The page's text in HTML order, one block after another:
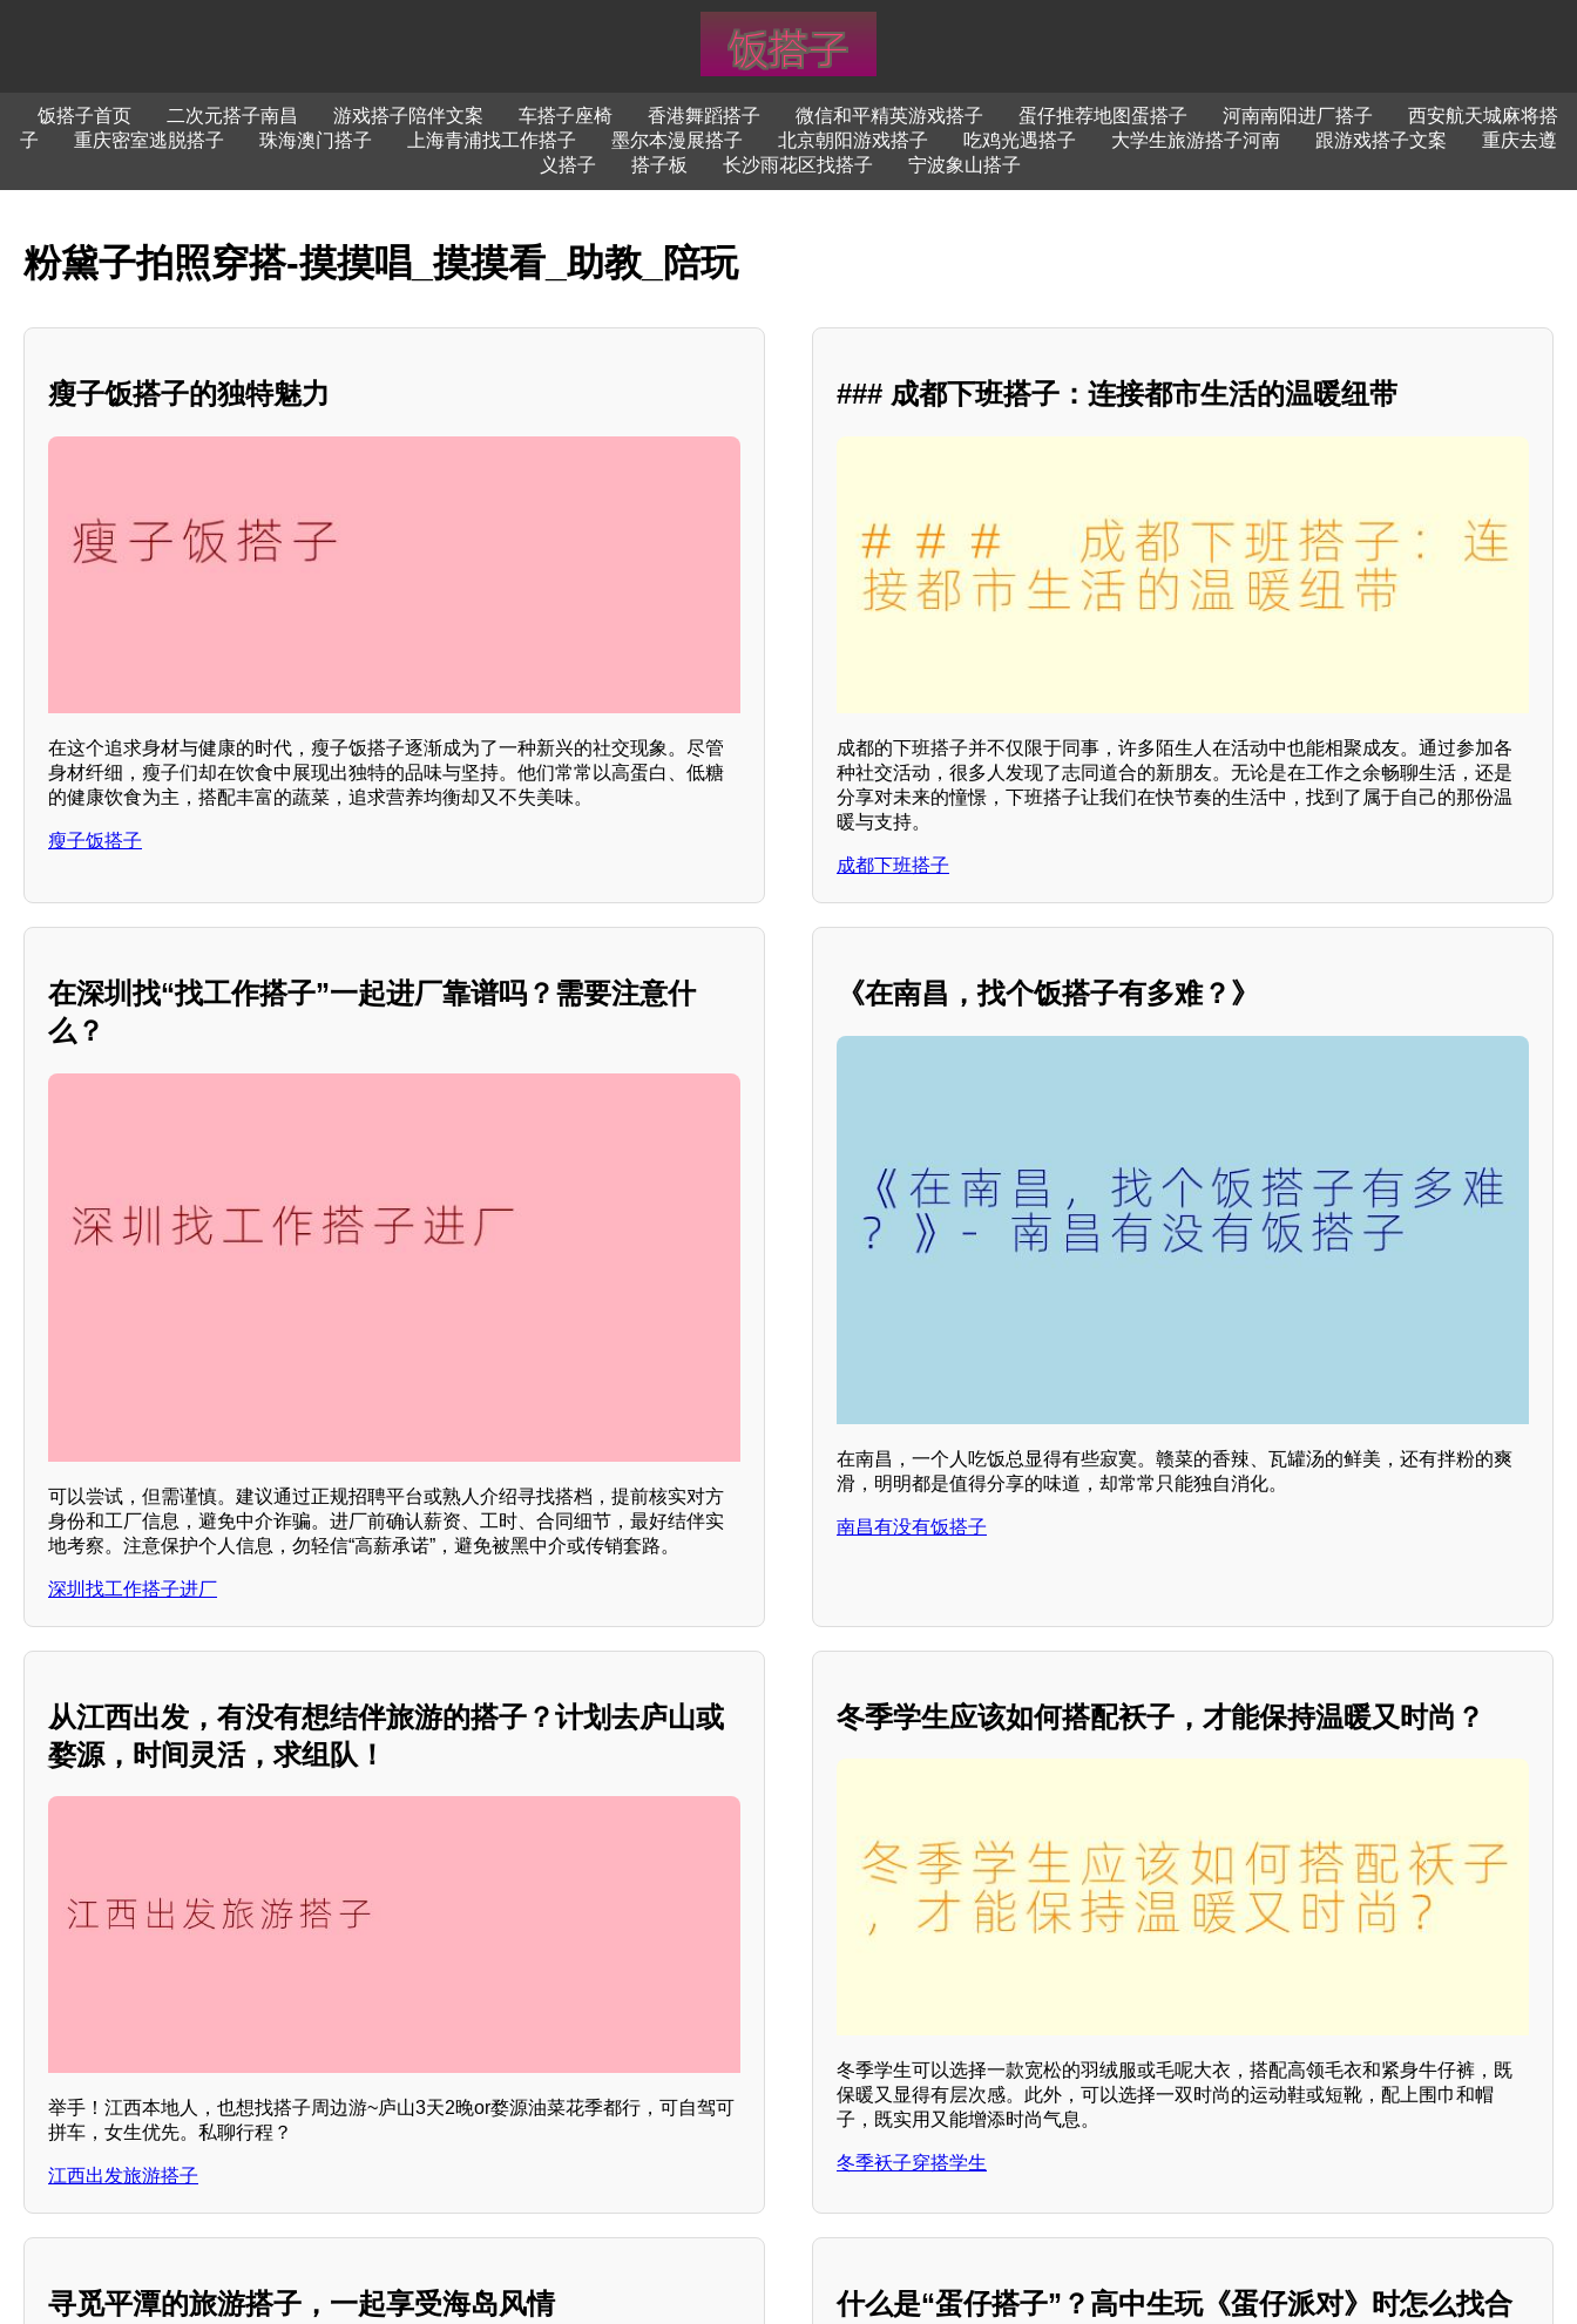
饭搭子首页 二次元搭子南昌 游戏搭子陪伴文案 车搭子座椅 香港舞蹈搭子 微信和平精英游戏搭子 蛋仔推荐地图蛋搭子 河南南阳进厂搭子
西安航天城麻将搭
子
重庆密室逃脱搭子 珠海澳门搭子 上海青浦找工作搭子 墨尔本漫展搭子 北京朝阳游戏搭子 吃鸡光遇搭子 大学生旅游搭子河南 跟游戏搭子文案
重庆去遵
义搭子
搭子板 长沙雨花区找搭子 宁波象山搭子
粉黛子拍照穿搭-摸摸唱_摸摸看_助教_陪玩
瘦子饭搭子的独特魅力
在这个追求身材与健康的时代，瘦子饭搭子逐渐成为了一种新兴的社交现象。尽管
身材纤细，瘦子们却在饮食中展现出独特的品味与坚持。他们常常以高蛋白、低糖
的健康饮食为主，搭配丰富的蔬菜，追求营养均衡却又不失美味。
瘦子饭搭子
### 成都下班搭子：连接都市生活的温暖纽带
成都的下班搭子并不仅限于同事，许多陌生人在活动中也能相聚成友。通过参加各
种社交活动，很多人发现了志同道合的新朋友。无论是在工作之余畅聊生活，还是
分享对未来的憧憬，下班搭子让我们在快节奏的生活中，找到了属于自己的那份温
暖与支持。
成都下班搭子
在深圳找“找工作搭子”一起进厂靠谱吗？需要注意什
么？
可以尝试，但需谨慎。建议通过正规招聘平台或熟人介绍寻找搭档，提前核实对方
身份和工厂信息，避免中介诈骗。进厂前确认薪资、工时、合同细节，最好结伴实
地考察。注意保护个人信息，勿轻信“高薪承诺”，避免被黑中介或传销套路。
深圳找工作搭子进厂
《在南昌，找个饭搭子有多难？》
在南昌，一个人吃饭总显得有些寂寞。赣菜的香辣、瓦罐汤的鲜美，还有拌粉的爽
滑，明明都是值得分享的味道，却常常只能独自消化。
南昌有没有饭搭子
从江西出发，有没有想结伴旅游的搭子？计划去庐山或
婺源，时间灵活，求组队！
举手！江西本地人，也想找搭子周边游~庐山3天2晚or婺源油菜花季都行，可自驾可
拼车，女生优先。私聊行程？
江西出发旅游搭子
冬季学生应该如何搭配袄子，才能保持温暖又时尚？
冬季学生可以选择一款宽松的羽绒服或毛呢大衣，搭配高领毛衣和紧身牛仔裤，既
保暖又显得有层次感。此外，可以选择一双时尚的运动鞋或短靴，配上围巾和帽
子，既实用又能增添时尚气息。
冬季袄子穿搭学生
寻觅平潭的旅游搭子，一起享受海岛风情
什么是“蛋仔搭子”？高中生玩《蛋仔派对》时怎么找合